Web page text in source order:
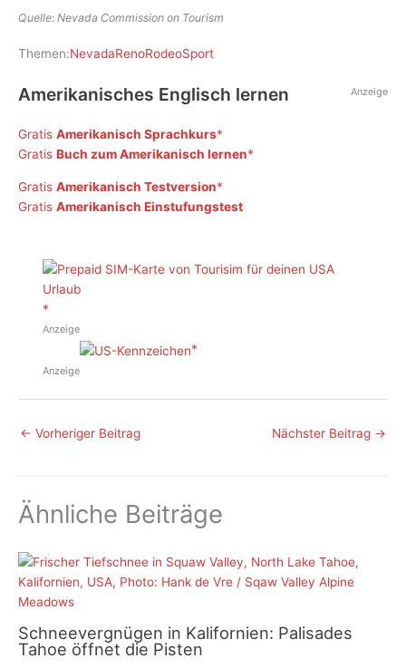
Quelle: Nevada Commission on Tourism
Themen:NevadaRenoRodeoSport
Anzeige
Amerikanisches Englisch lernen
Gratis Amerikanisch Sprachkurs
Gratis Buch zum Amerikanisch lernen
Gratis Amerikanisch Testversion
Gratis Amerikanisch Einstufungstest
Anzeige
Anzeige
← Vorheriger Beitrag Nächster Beitrag →
Ähnliche Beiträge
Schneevergnügen in Kalifornien: Palisades
Tahoe öffnet die Pisten